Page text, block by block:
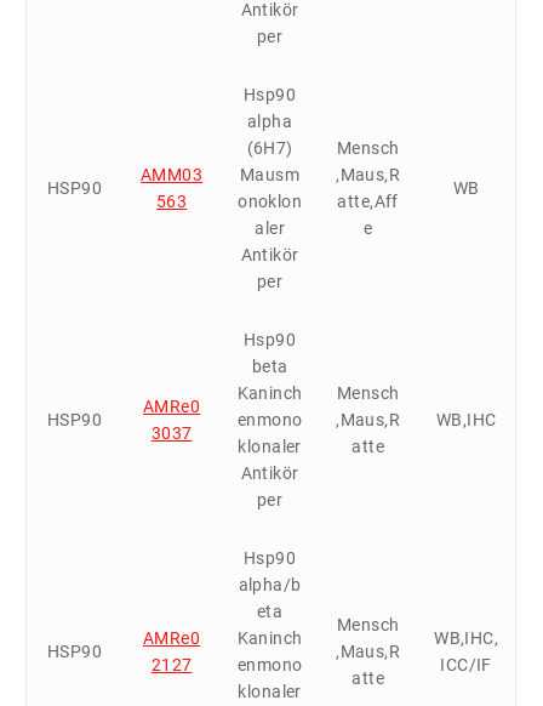
Antikör
per
HSP90
AMM03
563
Hsp90
alpha
(6H7)
Mausm
onoklon
aler
Antikör
per
Mensch
,Maus,R
atte,Aff
e
WB
HSP90
AMRe0
3037
Hsp90
beta
Kaninch
enmono
klonaler
Antikör
per
Mensch
,Maus,R
atte
WB,IHC
HSP90
AMRe0
2127
Hsp90
alpha/b
eta
Kaninch
enmono
klonaler
Mensch
,Maus,R
atte
WB,IHC,
ICC/IF